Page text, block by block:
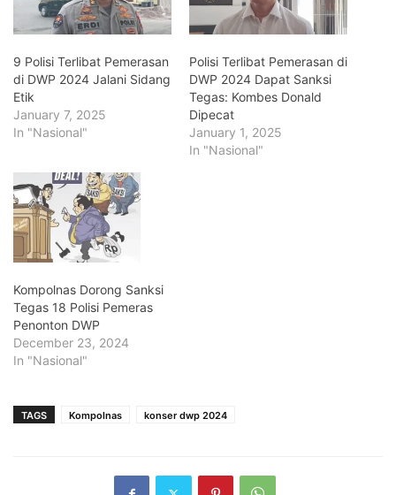
9 Polisi Terlibat Pemerasan
di DWP 2024 Jalani Sidang
Etik
January 7, 2025
In "Nasional"
Polisi Terlibat Pemerasan di
DWP 2024 Dapat Sanksi
Tegas: Kombes Donald
Dipecat
January 1, 2025
In "Nasional"
Kompolnas Dorong Sanksi
Tegas 18 Polisi Pemeras
Penonton DWP
December 23, 2024
In "Nasional"
TAGS Kompolnas konser dwp 2024